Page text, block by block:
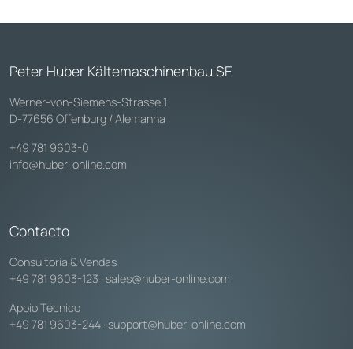
Peter Huber Kältemaschinenbau SE
Werner-von-Siemens-Strasse 1
D-77656 Offenburg / Alemanha
+49 781 9603-0
info@huber-online.com
Contacto
Consultoria & Vendas
+49 781 9603-123 · sales@huber-online.com
Apoio Técnico
+49 781 9603-244 · support@huber-online.com